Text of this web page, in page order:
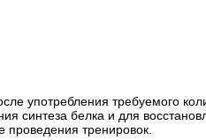
употребления требуемого
синтеза белка и для
тренировок.